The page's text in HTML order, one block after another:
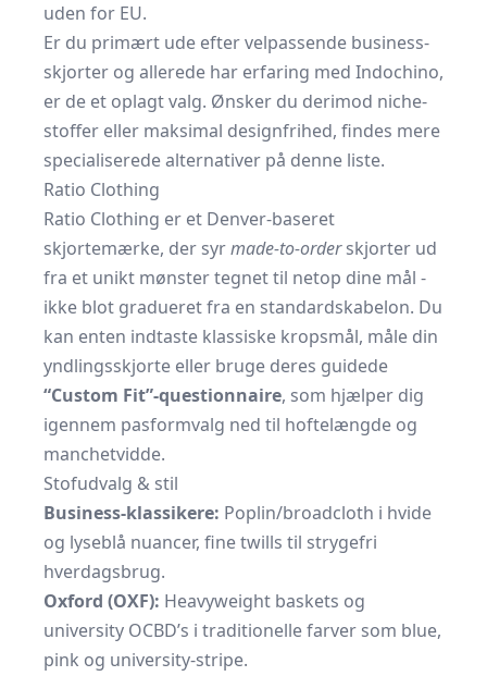
uden for EU.
Er du primært ude efter vel­passende business-
skjorter og allerede har erfaring med Indochino,
er de et oplagt valg. Ønsker du derimod niche­
stoffer eller maksimal design­frihed, findes mere
specialiserede alternativer på denne liste.
Ratio Clothing
Ratio Clothing er et Denver-baseret
skjortemærke, der syrmade-to-orderskjorter ud
fra et unikt mønster tegnet til netop dine mål -
ikke blot gradueret fra en standardskabelon. Du
kan enten indtaste klassiske kropsmål, måle din
yndlingsskjorte eller bruge deres guidede
“Custom Fit”-questionnaire, som hjælper dig
igennem pasformvalg ned til hoftelængde og
manchetvidde.
Stofudvalg & stil
Business-klassikere: Poplin/broadcloth i hvide
og lyseblå nuancer, fine twills til strygefri
hverdagsbrug.
Oxford (OXF): Heavyweight baskets og
university OCBD’s i traditionelle farver som blue,
pink og university-stripe.